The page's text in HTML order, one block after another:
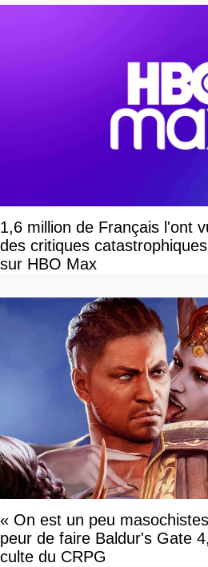
1,6 million de Français l'ont
des critiques
sur HBO Max
« On est un peu
peur de faire Baldur's Gate
culte du CRPG